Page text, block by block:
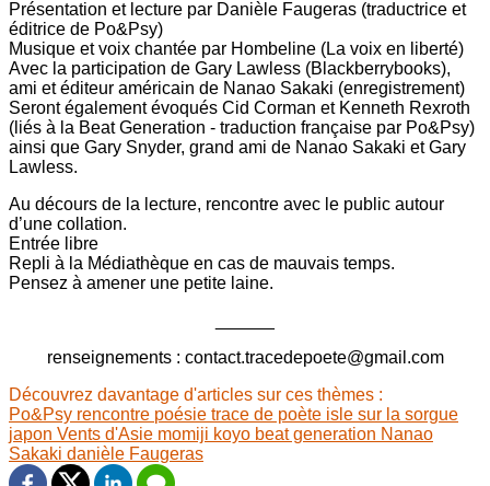
Présentation et lecture par Danièle Faugeras (traductrice et
éditrice de Po&Psy)
Musique et voix chantée par Hombeline (La voix en liberté)
Avec la participation de Gary Lawless (Blackberrybooks),
ami et éditeur américain de Nanao Sakaki (enregistrement)
Seront également évoqués Cid Corman et Kenneth Rexroth
(liés à la Beat Generation - traduction française par Po&Psy)
ainsi que Gary Snyder, grand ami de Nanao Sakaki et Gary
Lawless.
Au décours de la lecture, rencontre avec le public autour
d’une collation.
Entrée libre
Repli à la Médiathèque en cas de mauvais temps.
Pensez à amener une petite laine.
renseignements : contact.tracedepoete@gmail.com
Découvrez davantage d'articles sur ces thèmes :
Po&Psy rencontre poésie trace de poète isle sur la sorgue
japon Vents d'Asie momiji koyo beat generation Nanao
Sakaki danièle Faugeras